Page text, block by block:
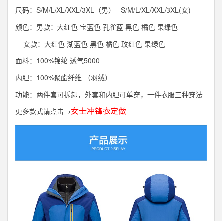
尺码：S/M/L/XL/XXL/3XL（男） S/M/L/XL/XXL/3XL(女)
颜色：男款：大红色 宝蓝色 孔雀蓝 黑色 橘色 果绿色
女款：大红色 湖蓝色 黑色 橘色 玫红色 果绿色
面料：100%锦纶 透气5000
内胆：100%聚酯纤维 （羽绒）
功能：两件套可拆卸，外套和内胆可单穿，一件衣服三种穿法
更多款式请点击→女士冲锋衣定做